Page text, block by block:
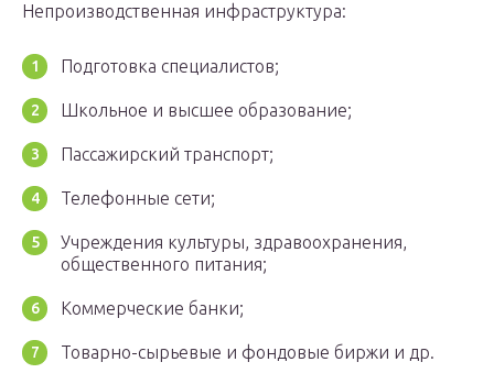
Непроизводственная инфраструктура:
Подготовка специалистов;
Школьное и высшее образование;
Пассажирский транспорт;
Телефонные сети;
Учреждения культуры, здравоохранения,
общественного питания;
Коммерческие банки;
Товарно-сырьевые и фондовые биржи и др.